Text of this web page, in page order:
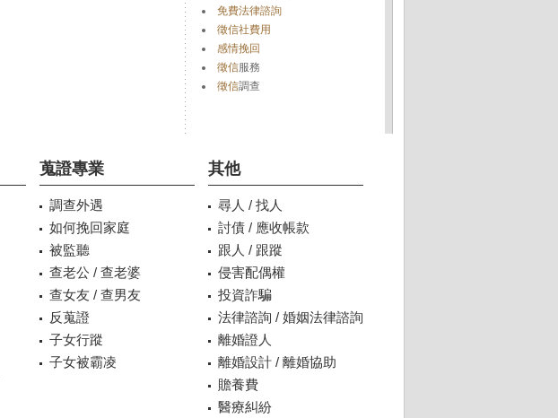
免費法律諮詢
徵信社費用
感情挽回
徵信服務
徵信調查
蒐證專業
調查外遇
如何挽回家庭
被監聽
查老公 / 查老婆
查女友 / 查男友
反蒐證
子女行蹤
子女被霸凌
其他
尋人 / 找人
討債 / 應收帳款
跟人 / 跟蹤
侵害配偶權
投資詐騙
法律諮詢 / 婚姻法律諮詢
離婚證人
離婚設計 / 離婚協助
贍養費
醫療糾紛